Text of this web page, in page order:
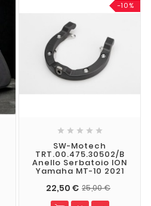
-10%
    
SW-Motech
TRT.00.475.30502/B
Anello Serbatoio ION
Yamaha MT-10 2021
22,50 € 25,00 €